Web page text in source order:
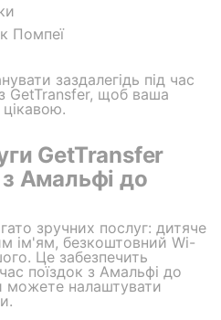
Помпеї
заздалегідь під час
GetTransfer, щоб ваша
GetTransfer
Амальфі до
зручних послуг: дитяче
ім'ям, безкоштовний Wi-
Це забезпечить
поїздок з Амальфі до
можете налаштувати